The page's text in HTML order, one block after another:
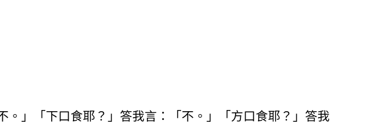
」「下口食耶？」答我言：「不。」「方口食耶？」答我